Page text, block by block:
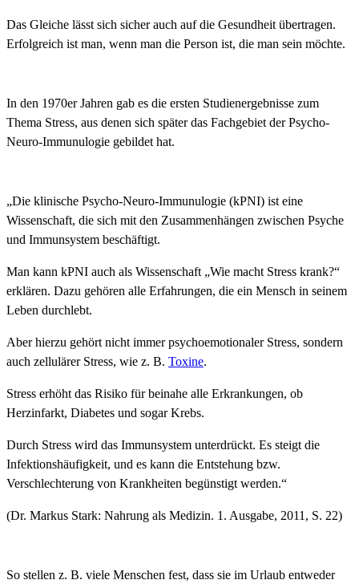
Das Gleiche lässt sich sicher auch auf die Gesundheit übertragen.
Erfolgreich ist man, wenn man die Person ist, die man sein möchte.
In den 1970er Jahren gab es die ersten Studienergebnisse zum
Thema Stress, aus denen sich später das Fachgebiet der Psycho-
Neuro-Immunulogie gebildet hat.
„Die klinische Psycho-Neuro-Immunulogie (kPNI) ist eine
Wissenschaft, die sich mit den Zusammenhängen zwischen Psyche
und Immunsystem beschäftigt.
Man kann kPNI auch als Wissenschaft „Wie macht Stress krank?“
erklären. Dazu gehören alle Erfahrungen, die ein Mensch in seinem
Leben durchlebt.
Aber hierzu gehört nicht immer psychoemotionaler Stress, sondern
auch zellulärer Stress, wie z. B. Toxine.
Stress erhöht das Risiko für beinahe alle Erkrankungen, ob
Herzinfarkt, Diabetes und sogar Krebs.
Durch Stress wird das Immunsystem unterdrückt. Es steigt die
Infektionshäufigkeit, und es kann die Entstehung bzw.
Verschlechterung von Krankheiten begünstigt werden.“
(Dr. Markus Stark: Nahrung als Medizin. 1. Ausgabe, 2011, S. 22)
So stellen z. B. viele Menschen fest, dass sie im Urlaub entweder